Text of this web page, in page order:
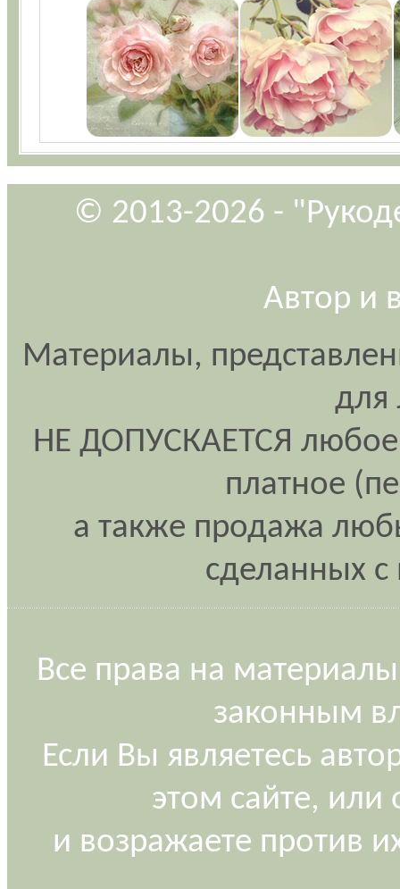
© 2013-2026 -
Автор и
Материалы,
для
НЕ ДОПУСКАЕТСЯ любое
платное
а также продажа
сделанных
Все права на
законным
Если Вы являетесь
этом сайте, или
и возражаете против